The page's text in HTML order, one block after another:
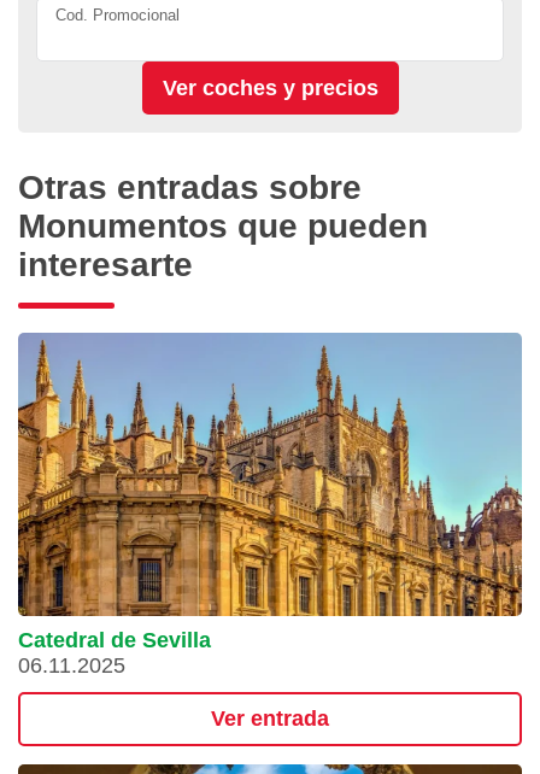
Cod. Promocional
Otras entradas sobre
Monumentos que pueden
interesarte
Catedral de Sevilla
06.11.2025
Ver entrada